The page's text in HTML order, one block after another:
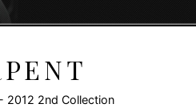
2012 2nd Collection